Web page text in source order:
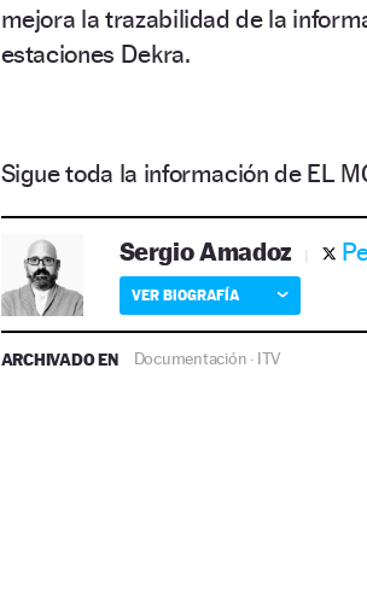
mejora la trazabilidad de la
estaciones Dekra.
Sigue toda la información de EL
Sergio Amadoz
VER BIOGRAFÍA
ARCHIVADO EN Documentación · ITV